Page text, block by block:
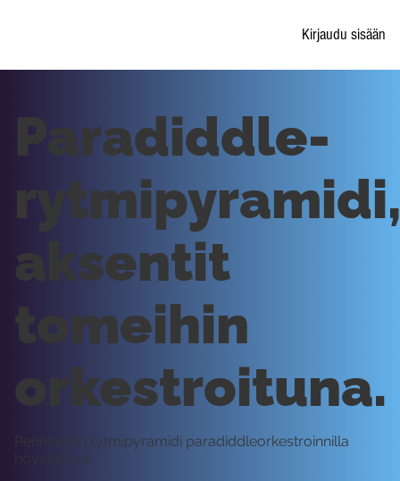
Kirjaudu sisään
Paradiddle-
rytmipyramidi,
aksentit
tomeihin
orkestroituna.
Perinteinen rytmipyramidi paradiddleorkestroinnilla
höystettynä.